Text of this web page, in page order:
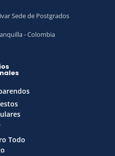
Sede de Postgrados
- Colombia
Todo